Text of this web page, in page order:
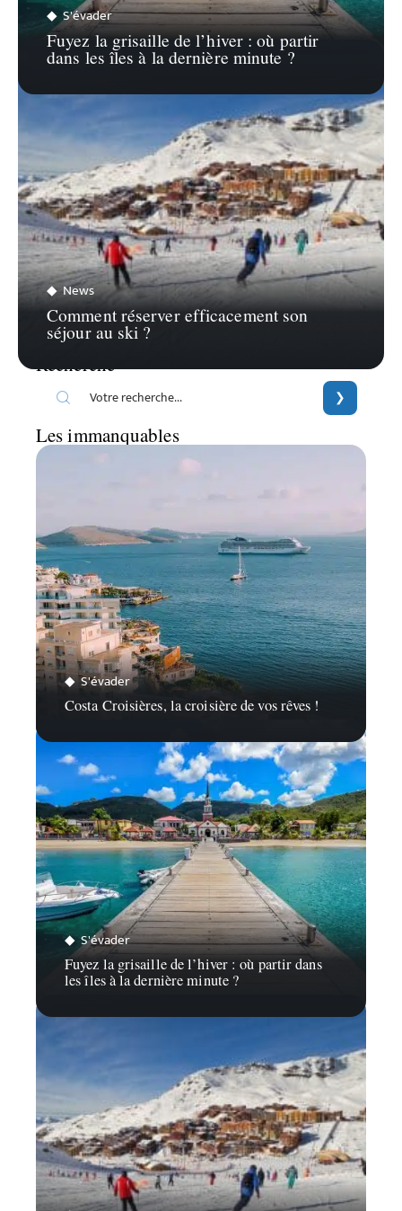
S'évader
Fuyez la grisaille de l’hiver : où partir
dans les îles à la dernière minute ?
News
Comment réserver efficacement son
séjour au ski ?
Recherche
Les immanquables
S'évader
Costa Croisières, la croisière de vos rêves !
S'évader
Fuyez la grisaille de l’hiver : où partir dans
les îles à la dernière minute ?